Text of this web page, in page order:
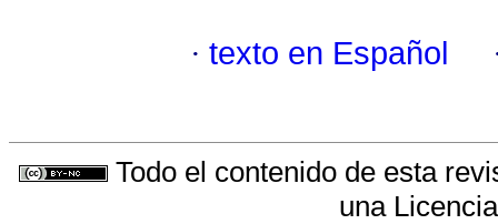
· texto en Español
Todo el contenido de esta
una